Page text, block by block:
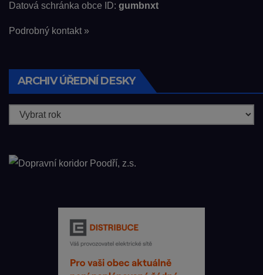
Datová schránka obce ID: gumbnxt
Podrobný kontakt »
ARCHIV ÚŘEDNÍ DESKY